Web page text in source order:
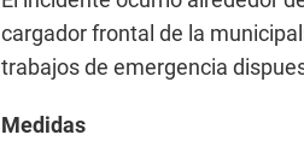
cargador frontal de la
trabajos de emergencia
Medidas